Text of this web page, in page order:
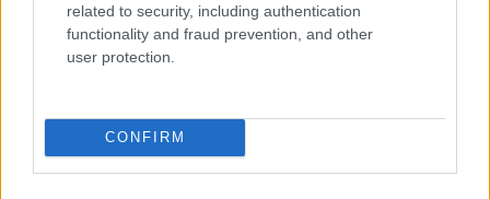
related to security, including authentication
functionality and fraud prevention, and other
user protection.
CONFIRM
legfrissebb információkkal és exkluzív tartalmakkal hétről hétre
postaládájába érkezik!
A SZOL24 legfrissebb 24 cikke
Egyszer fent, egyszer lent, így festett a Duna a két évvel